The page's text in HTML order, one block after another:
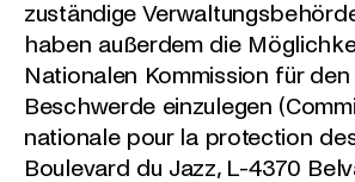
zuständige
haben außerdem die
Nationalen Kommission für
Beschwerde einzulegen
nationale pour la protection
Boulevard du Jazz, L-4370